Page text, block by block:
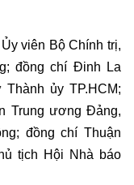
viên Bộ Chính trị,
đồng chí Đinh La
ủy TP.HCM;
Trung ương Đảng,
đồng chí Thuận
tịch Hội Nhà báo